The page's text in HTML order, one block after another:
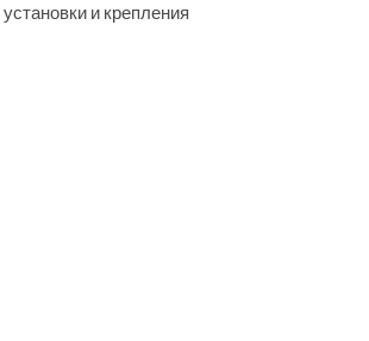
и крепления